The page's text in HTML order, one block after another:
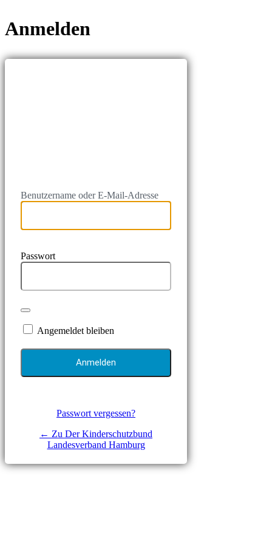
Anmelden
Benutzername oder E-Mail-Adresse
Passwort
Angemeldet bleiben
Passwort vergessen?
← Zu Der Kinderschutzbund
Landesverband Hamburg